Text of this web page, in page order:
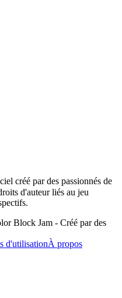
créé par des passionnés de
d'auteur liés au jeu
Block Jam - Créé par des
d'utilisationÀ propos